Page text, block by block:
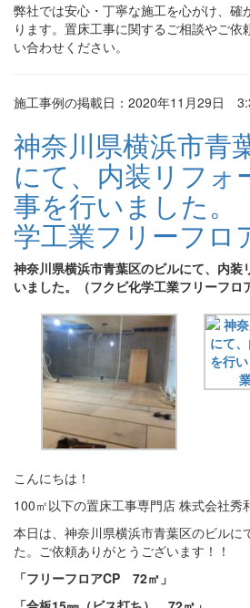
弊社では安心・丁寧な施工を心がけ、確
ります。置床工事に関するご相談やご依
い合わせください。
施工事例の掲載日：2020年11月29日
神奈川県横浜市青
にて、内装リフォ
事を行いました。
学工業フリーフロ
神奈川県横浜市青葉区のビルにて、内装
いました。（フクビ化学工業フリーフロ
こんにちは！
100㎡以下の置床工事専門店 株式会社秀
本日は、神奈川県横浜市青葉区のビルに
た。ご依頼ありがとうございます！！
「フリーフロアCP 72㎡」